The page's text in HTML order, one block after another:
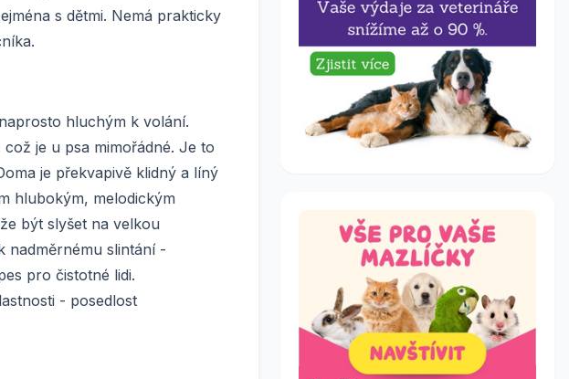
s dětmi. Nemá prakticky
hluchým k volání.
je u psa mimořádné. Je to
je překvapivě klidný a líný
hlubokým, melodickým
být slyšet na velkou
nadměrnému slintání -
pro čistotné lidi.
- posedlost